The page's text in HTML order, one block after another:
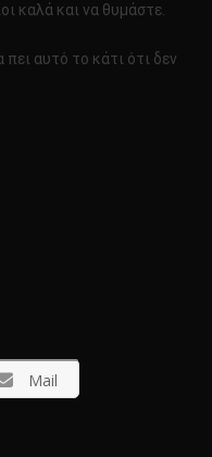
καλά και να θυμάστε.
πει αυτό το κάτι ότι δεν
Mail